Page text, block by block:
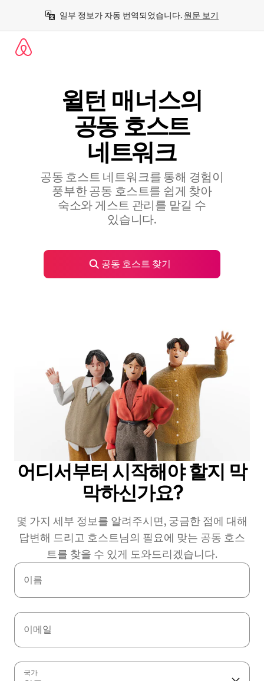
츠
일부 정보가 자동 번역되었습니다. 원문 보기
윌턴 매너스의
공⁠동 호⁠스⁠트
네⁠트⁠워⁠크
공동 호스트 네트워크를 통해 경험이
풍부한 공⁠동 호⁠스⁠트⁠를 쉽⁠게 찾⁠아
숙⁠소⁠와 게⁠스⁠트 관⁠리⁠를 맡⁠길 수
있⁠습⁠니⁠다⁠.
공동 호스트 찾기
어디서부터 시작해야 할지 막
막하신가요?
몇 가지 세부 정보를 알려주시면, 궁금한 점에 대해
답변해 드리고 호스트님의 필요에 맞는 공동 호스
트를 찾을 수 있게 도와드리겠습니다.
이름
이메일
국가